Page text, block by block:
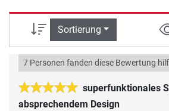
Sortierung
superfunktionales
absprechendem Design
7 Personen fanden diese Bewertung